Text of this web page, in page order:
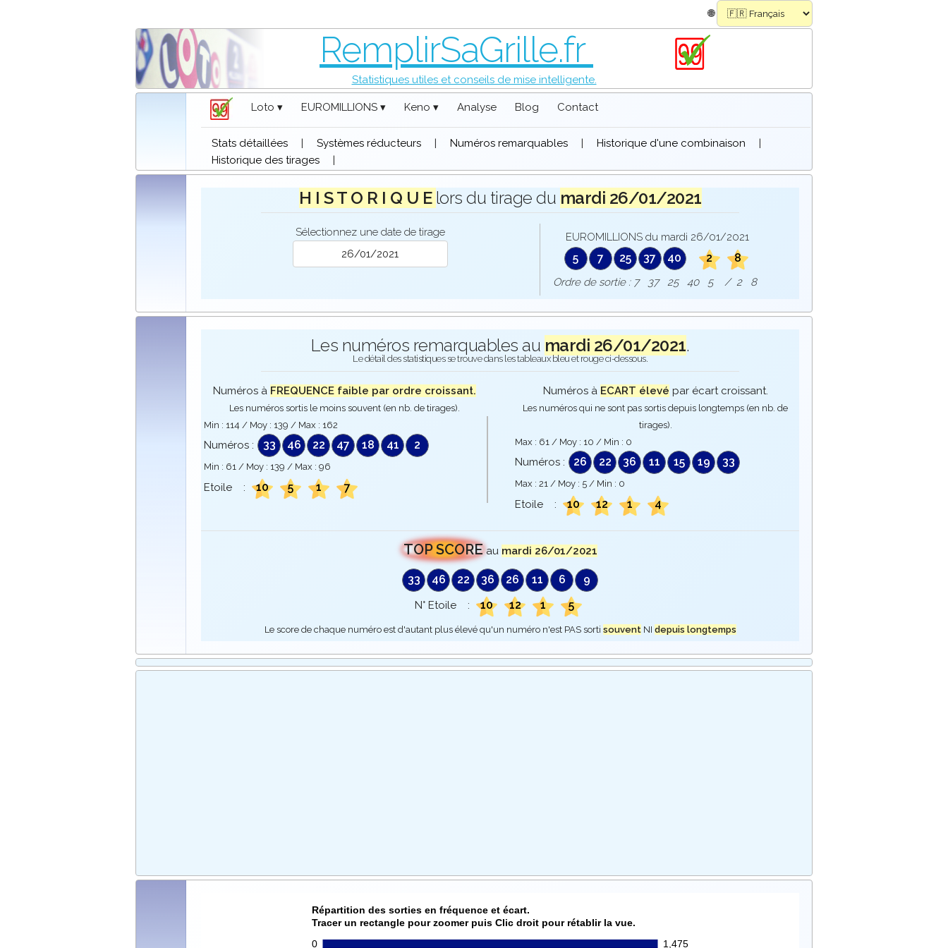
🌐
RemplirSaGrille.fr
Statistiques utiles et conseils de mise intelligente.
Loto ▾ EUROMILLIONS ▾ Keno ▾ Analyse Blog Contact
Stats détaillées | Systèmes réducteurs | Numéros remarquables | Historique d'une combinaison
|
Historique des tirages
|
H I S T O R I Q U E lors du tirage du mardi 26/01/2021
Sélectionnez une date de tirage EUROMILLIONS du mardi 26/01/2021
5 7 25 37 40 2 8
Ordre de sortie : 7 37 25 40 5 / 2 8
Les numéros remarquables au mardi 26/01/2021.
Le détail des statistiques se trouve dans les tableaux bleu et rouge ci-dessous.
Numéros à FREQUENCE faible par ordre croissant.
Les numéros sortis le moins souvent (en nb. de tirages).
Min : 114 / Moy : 139 / Max : 162
Numéros : 33 46 22 47 18 41 2
Min : 61 / Moy : 139 / Max :96
Etoile : 10 5 1 7
Numéros à ECART élevé par écart croissant.
Les numéros qui ne sont pas sortis depuis longtemps (en nb. de
tirages).
Max : 61 / Moy : 10 / Min : 0
Numéros : 26 22 36 11 15 19 33
Max : 21 / Moy : 5 / Min : 0
Etoile : 10 12 1 4
TOP SCORE au mardi 26/01/2021
33 46 22 36 26 11 6 9
N° Etoile : 10 12 1 5
Le score de chaque numéro est d'autant plus élevé qu'un numéro n'est PAS sorti souventNI depuis longtemps
Répartition des sorties en fréquence et écart.
Tracer un rectangle pour zoomer puis Clic droit pour rétablir la vue.
0
1,475